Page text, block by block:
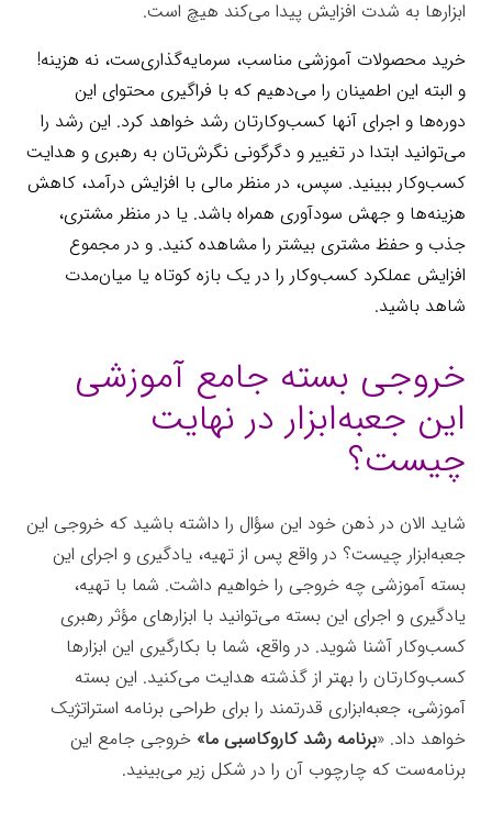
ابزارها به شدت افزایش پیدا می‌کند هیچ است.
خرید محصولات آموزشی مناسب، سرمایه‌گذاری‌ست، نه هزینه!
و البته این اطمینان را می‌دهیم که با فراگیری محتوای این
دوره‌ها و اجرای آنها کسب‌وکارتان رشد خواهد کرد. این رشد را
می‌توانید ابتدا در تغییر و دگرگونی نگرش‌تان به رهبری و هدایت
کسب‌وکار ببینید. سپس، در منظر مالی با افزایش درآمد، کاهش
هزینه‌ها و جهش سودآوری همراه باشد. یا در منظر مشتری،
جذب و حفظ مشتری بیشتر را مشاهده کنید. و در مجموع
افزایش عملکرد کسب‌وکار را در یک بازه کوتاه یا میان‌مدت
شاهد باشید.
خروجی بسته جامع آموزشی
این جعبه‌ابزار در نهایت
چیست؟
شاید الان در ذهن خود این سؤال را داشته باشید که خروجی این
جعبه‌ابزار چیست؟ در واقع پس از تهیه، یادگیری و اجرای این
بسته آموزشی چه خروجی را خواهیم داشت. شما با تهیه،
یادگیری و اجرای این بسته می‌توانید با ابزارهای مؤثر رهبری
کسب‌وکار آشنا شوید. در واقع، شما با بکارگیری این ابزارها
کسب‌وکارتان را بهتر از گذشته هدایت می‌کنید. این بسته
آموزشی، جعبه‌ابزاری قدرتمند را برای طراحی برنامه استراتژیک
خواهد داد. «برنامه رشد کاروکاسبی ما» خروجی جامع این
برنامه‌ست که چارچوب آن را در شکل زیر می‌بینید.